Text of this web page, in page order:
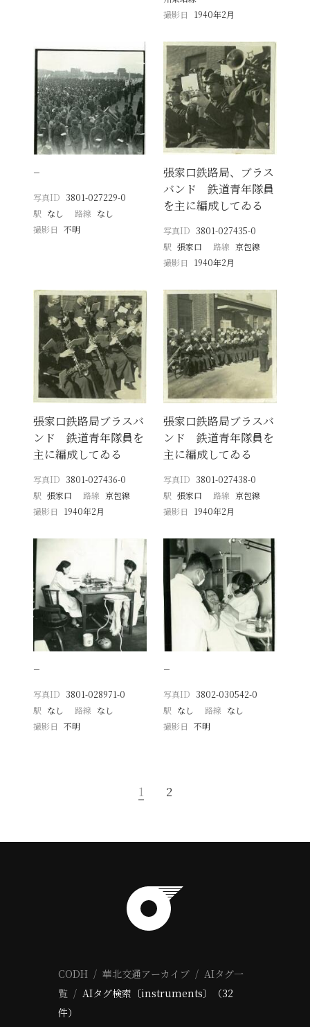
撮影日
1940年2月
−
写真ID 3801-027229-0
駅 なし 路線 なし
撮影日
不明
張家口鉄路局、ブラス
バンド 鉄道青年隊員
を主に編成してゐる
写真ID 3801-027435-0
駅 張家口 路線 京包線
撮影日
1940年2月
張家口鉄路局ブラスバ
ンド 鉄道青年隊員を
主に編成してゐる
写真ID 3801-027436-0
駅 張家口 路線 京包線
撮影日
1940年2月
張家口鉄路局ブラスバ
ンド 鉄道青年隊員を
主に編成してゐる
写真ID 3801-027438-0
駅 張家口 路線 京包線
撮影日
1940年2月
−
写真ID 3801-028971-0
駅 なし 路線 なし
撮影日
不明
−
写真ID 3802-030542-0
駅 なし 路線 なし
撮影日 不明
1 2
CODH 華北交通アーカイブ
AIタグ一
覧
AIタグ検索〔instruments〕（32
件）